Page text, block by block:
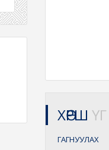
ХӨРШ ҮГ
ГАГНУУЛАХ